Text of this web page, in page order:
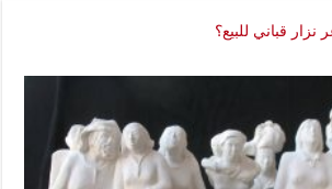
قباني للبيع؟